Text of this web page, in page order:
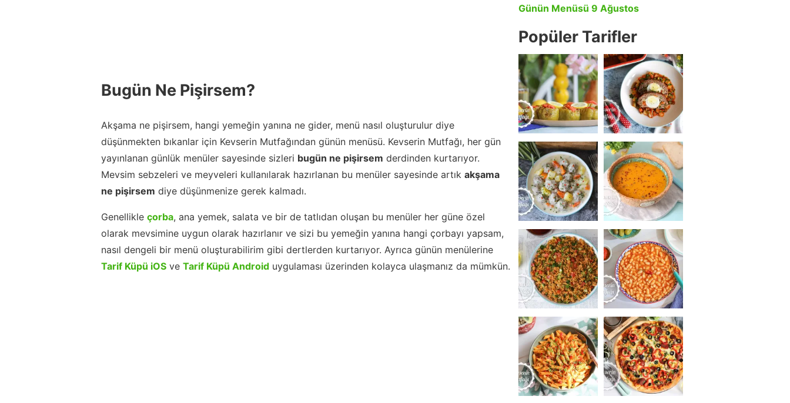
Bugün Ne Pişirsem?
Akşama ne pişirsem, hangi yemeğin yanına ne gider, menü nasıl oluşturulur diye
düşünmekten bıkanlar için Kevserin Mutfağından günün menüsü. Kevserin Mutfağı, her gün
yayınlanan günlük menüler sayesinde sizleri bugün ne pişirsem derdinden kurtarıyor.
Mevsim sebzeleri ve meyveleri kullanılarak hazırlanan bu menüler sayesinde artık akşama
ne pişirsem diye düşünmenize gerek kalmadı.
Genellikle çorba, ana yemek, salata ve bir de tatlıdan oluşan bu menüler her güne özel
olarak mevsimine uygun olarak hazırlanır ve sizi bu yemeğin yanına hangi çorbayı yapsam,
nasıl dengeli bir menü oluşturabilirim gibi dertlerden kurtarıyor. Ayrıca günün menülerine
Tarif Küpü iOS ve Tarif Küpü Android uygulaması üzerinden kolayca ulaşmanız da mümkün.
Günün Menüsü 9 Ağustos
Popüler Tarifler